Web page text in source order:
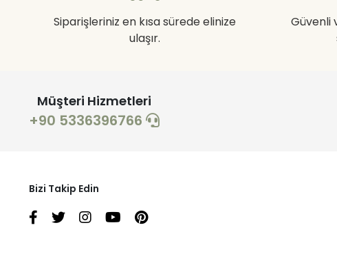
Siparişleriniz en kısa sürede elinize
ulaşır.
Güvenli
Müşteri Hizmetleri
+90 5336396766
Bizi Takip Edin